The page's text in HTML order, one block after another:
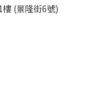
(景隆街6號)